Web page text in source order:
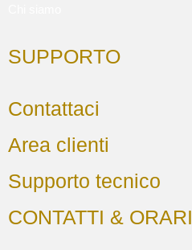
SUPPORTO
Contattaci
Area clienti
Supporto tecnico
CONTATTI & ORARI